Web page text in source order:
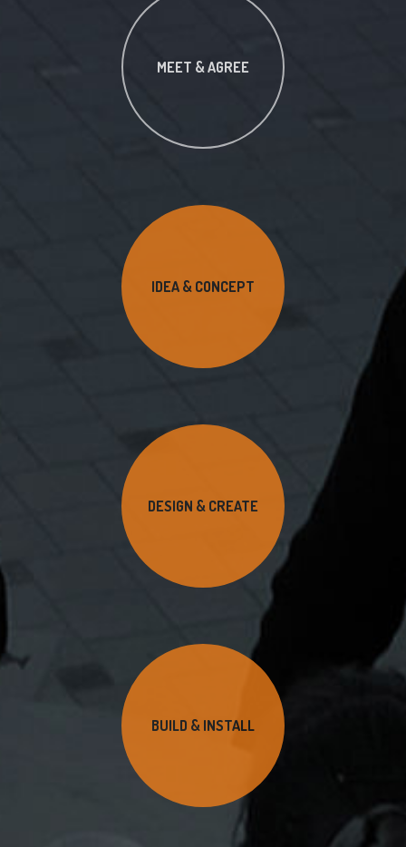
MEET & AGREE
IDEA & CONCEPT
DESIGN & CREATE
BUILD & INSTALL